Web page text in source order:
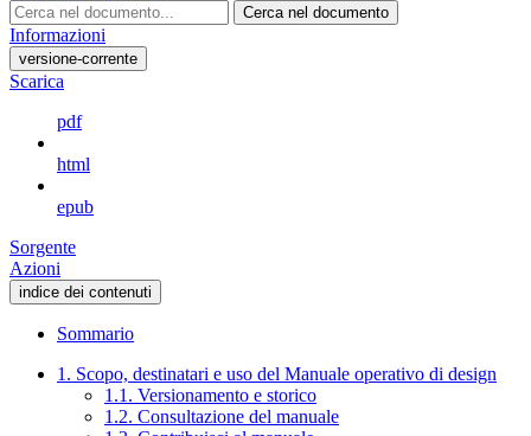
Cerca nel documento
Informazioni
versione-corrente
Scarica
pdf
html
epub
Sorgente
Azioni
indice dei contenuti
Sommario
1. Scopo, destinatari e uso del Manuale operativo di design
1.1. Versionamento e storico
1.2. Consultazione del manuale